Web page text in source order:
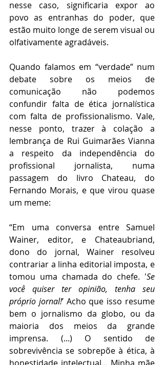
nesse caso, significaria expor ao
povo as entranhas do poder, que
estão muito longe de serem visual ou
olfativamente agradáveis.
Quando falamos em “verdade” num
debate sobre os meios de
comunicação não podemos
confundir falta de ética jornalística
com falta de profissionalismo. Vale,
nesse ponto, trazer à colação a
lembrança de Rui Guimarães Vianna
a respeito da independência do
profissional jornalista, numa
passagem do livro Chateau, do
Fernando Morais, e que virou quase
um meme:
“Em uma conversa entre Samuel
Wainer, editor, e Chateaubriand,
dono do jornal, Wainer resolveu
contrariar a linha editorial imposta, e
tomou uma chamada do chefe. 'Se
você quiser ter opinião, tenha seu
próprio jornal!’ Acho que isso resume
bem o jornalismo da globo, ou da
maioria dos meios da grande
imprensa. (...) O sentido de
sobrevivência se sobrepõe à ética, à